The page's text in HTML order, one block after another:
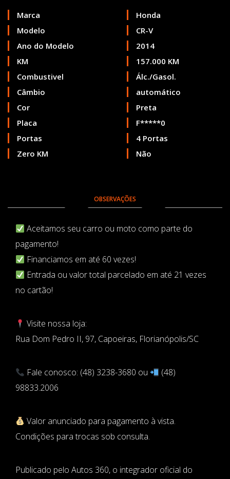
Marca
Honda
Modelo
CR-V
Ano do Modelo
2014
KM
157.000 KM
Combustivel
Álc./Gasol.
Câmbio
automático
Cor
Preta
Placa
F*****0
Portas
4 Portas
Zero KM
Não
OBSERVAÇÕES
Aceitamos seu carro ou moto como parte do
pagamento!
Financiamos em até 60 vezes!
Entrada ou valor total parcelado em até 21 vezes
no cartão!
Visite nossa loja:
Rua Dom Pedro II, 97, Capoeiras, Florianópolis/SC
Fale conosco: (48) 3238-3680 ou
(48)
98833.2006
Valor anunciado para pagamento à vista.
Condições para trocas sob consulta.
Publicado pelo Autos 360, o integrador oficial do